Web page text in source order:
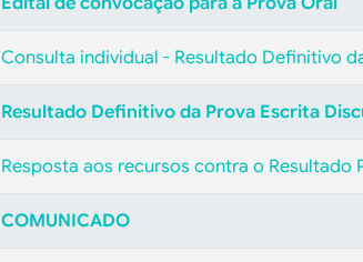
Consulta individual - Resultado Definitivo
Resultado Definitivo da Prova Escrita
Resposta aos recursos contra o Resultado
COMUNICADO